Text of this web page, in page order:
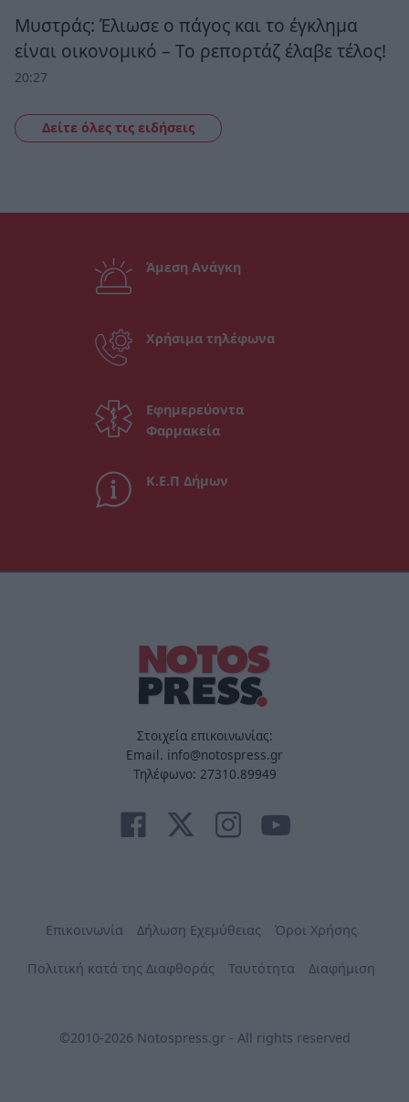
Μυστράς: Έλιωσε ο πάγος και το έγκλημα
είναι οικονομικό – Το ρεπορτάζ έλαβε τέλος!
20:27
Δείτε όλες τις ειδήσεις
Άμεση Ανάγκη
Χρήσιμα τηλέφωνα
Εφημερεύοντα
Φαρμακεία
Κ.Ε.Π Δήμων
Στοιχεία επικοινωνίας:
Email. info@notospress.gr
Τηλέφωνο: 27310.89949
Επικοινωνία Δήλωση Εχεμύθειας Όροι Χρήσης
Πολιτική κατά της Διαφθοράς Ταυτότητα Διαφήμιση
©2010-2026 Notospress.gr - All rights reserved